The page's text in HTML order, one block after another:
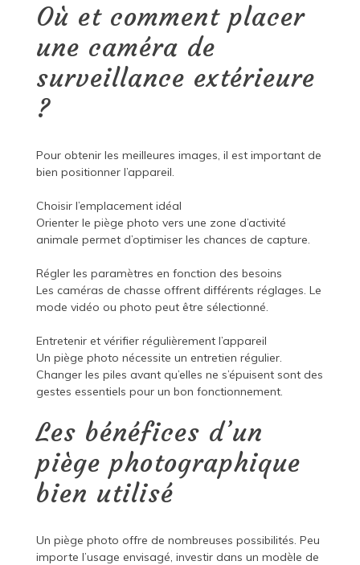
Où et comment placer
une caméra de
surveillance extérieure
?
Pour obtenir les meilleures images, il est important de
bien positionner l’appareil.
Choisir l’emplacement idéal
Orienter le piège photo vers une zone d’activité
animale permet d’optimiser les chances de capture.
Régler les paramètres en fonction des besoins
Les caméras de chasse offrent différents réglages. Le
mode vidéo ou photo peut être sélectionné.
Entretenir et vérifier régulièrement l’appareil
Un piège photo nécessite un entretien régulier.
Changer les piles avant qu’elles ne s’épuisent sont des
gestes essentiels pour un bon fonctionnement.
Les bénéfices d’un
piège photographique
bien utilisé
Un piège photo offre de nombreuses possibilités. Peu
importe l’usage envisagé, investir dans un modèle de